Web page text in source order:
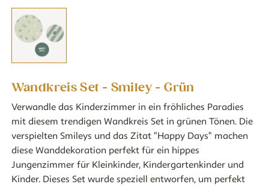
Wandkreis Set - Smiley - Grün
Verwandle das Kinderzimmer in ein fröhliches Paradies
mit diesem trendigen Wandkreis Set in grünen Tönen. Die
verspielten Smileys und das Zitat "Happy Days" machen
diese Wanddekoration perfekt für ein hippes
Jungenzimmer für Kleinkinder, Kindergartenkinder und
Kinder. Dieses Set wurde speziell entworfen, um perfekt